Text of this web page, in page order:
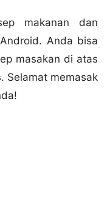
makanan dan
Anda bisa
masakan di atas
Selamat memasak